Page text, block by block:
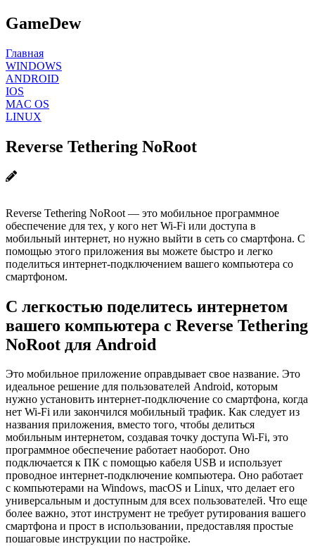
GameDew
Главная
WINDOWS
ANDROID
IOS
MAC OS
LINUX
Reverse Tethering NoRoot
Reverse Tethering NoRoot — это мобильное программное
обеспечение для тех, у кого нет Wi-Fi или доступа в
мобильный интернет, но нужно выйти в сеть со смартфона. С
помощью этого приложения вы можете быстро и легко
поделиться интернет-подключением вашего компьютера со
смартфоном.
С легкостью поделитесь интернетом
вашего компьютера с Reverse Tethering
NoRoot для Android
Это мобильное приложение оправдывает свое название. Это
идеальное решение для пользователей Android, которым
нужно установить интернет-подключение со смартфона, когда
нет Wi-Fi или закончился мобильный трафик. Как следует из
названия приложения, вместо того, чтобы делиться
мобильным интернетом, создавая точку доступа Wi-Fi, это
программное обеспечение работает наоборот. Оно
подключается к ПК с помощью кабеля USB и использует
проводное интернет-подключение компьютера. Оно работает
с компьютерами на Windows, macOS и Linux, что делает его
универсальным и доступным для всех пользователей. Что еще
более важно, этот инструмент не требует рутирования вашего
смартфона и прост в использовании, предоставляя простые
пошаговые инструкции по настройке.